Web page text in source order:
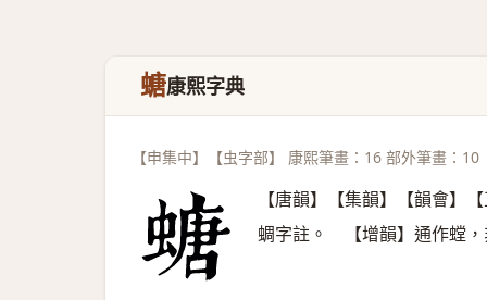
螗康熙字典
【申集中】【虫字部】 康熙筆畫：16 部外筆畫：10
【唐韻】【集韻】【韻會】
蜩字註。 【增韻】通作螳，